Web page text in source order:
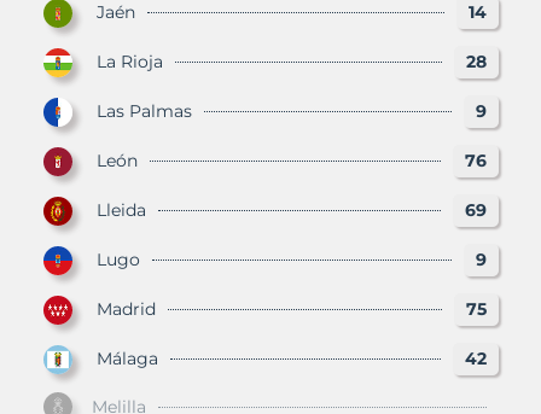
Jaén 14
La Rioja 28
Las Palmas 9
León 76
Lleida 69
Lugo 9
Madrid 75
Málaga 42
Melilla